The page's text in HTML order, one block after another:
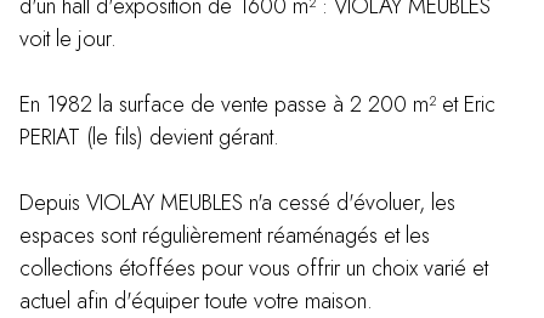
voit le jour.
En 1982 la surface de vente passe à 2 200 m² et Eric
PERIAT (le fils) devient gérant.
Depuis VIOLAY MEUBLES n'a cessé d'évoluer, les
espaces sont régulièrement réaménagés et les
collections étoffées pour vous offrir un choix varié et
actuel afin d'équiper toute votre maison.